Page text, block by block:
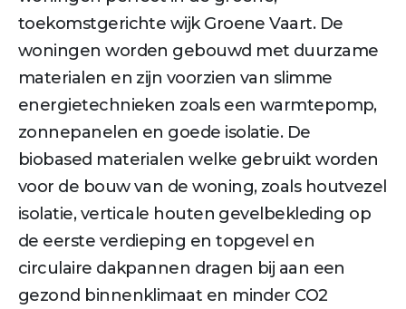
toekomstgerichte wijk Groene Vaart. De
woningen worden gebouwd met duurzame
materialen en zijn voorzien van slimme
energietechnieken zoals een warmtepomp,
zonnepanelen en goede isolatie. De
biobased materialen welke gebruikt worden
voor de bouw van de woning, zoals houtvezel
isolatie, verticale houten gevelbekleding op
de eerste verdieping en topgevel en
circulaire dakpannen dragen bij aan een
gezond binnenklimaat en minder CO2